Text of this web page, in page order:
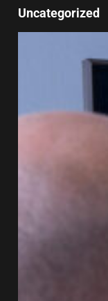
Uncategorized